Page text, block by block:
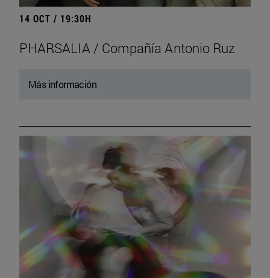
14 OCT / 19:30H
PHARSALIA / Compañía Antonio Ruz
Más información